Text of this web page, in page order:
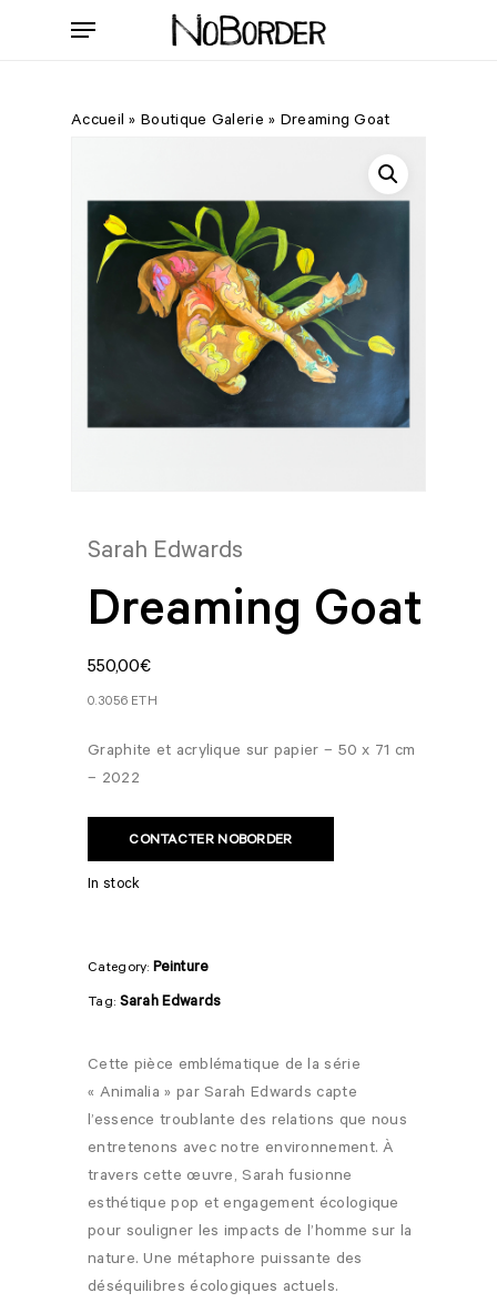
Menu
Accueil »Boutique Galerie » Dreaming Goat
Sarah Edwards
Dreaming Goat
550,00€
0.3056 ETH
Graphite et acrylique sur papier – 50 x 71 cm
– 2022
CONTACTER NOBORDER
In stock
Category: Peinture
Tag: Sarah Edwards
Cette pièce emblématique de la série
« Animalia » par Sarah Edwards capte
l’essence troublante des relations que nous
entretenons avec notre environnement. À
travers cette œuvre, Sarah fusionne
esthétique pop et engagement écologique
pour souligner les impacts de l’homme sur la
nature. Une métaphore puissante des
déséquilibres écologiques actuels.